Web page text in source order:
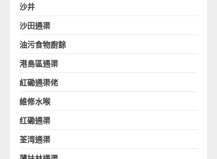
沙井
沙田通渠
油污食物廚餘
港島區通渠
紅磡通渠佬
維修水喉
红磡通渠
荃湾通渠